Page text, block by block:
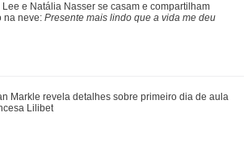
Markle revela detalhes sobre primeiro dia de aula
Lilibet
Ana Hickmann, Rihanna... Veja as famosas
violência domést...
Lee e Natália Nasser se casam e compartilham
na neve: Presente mais lindo que a vida me deu
Markle revela detalhes sobre primeiro dia de aula
Lilibet